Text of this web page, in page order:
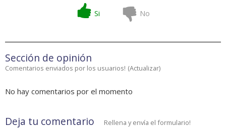
Si No
Sección de opinión
Comentarios enviados por los usuarios! (Actualizar)
No hay comentarios por el momento
Deja tu comentario Rellena y envía el formulario!